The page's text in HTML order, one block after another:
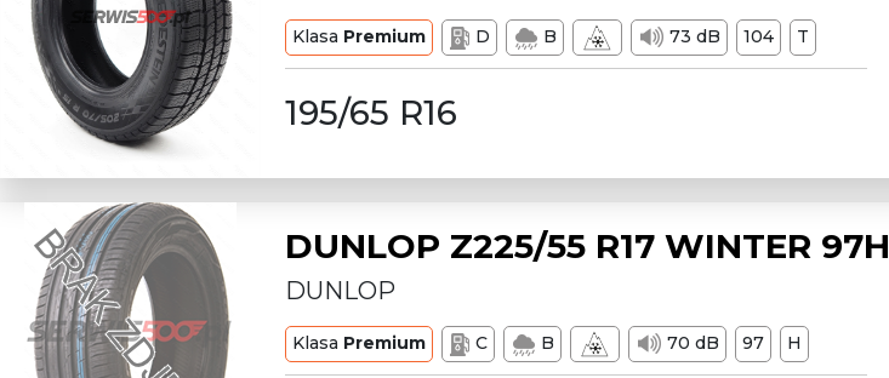
Klasa Premium D B 73 dB 104 T
195/65 R16
DUNLOP Z225/55 R17 WINTER 97H
DUNLOP
Klasa Premium C B 70 dB 97 H